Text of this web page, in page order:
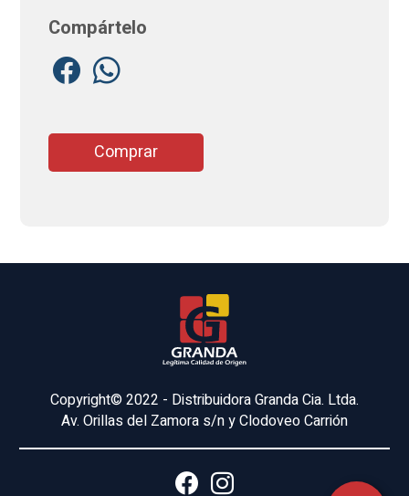
Compártelo
Comprar
Copyright© 2022 - Distribuidora Granda Cia. Ltda.
Av. Orillas del Zamora s/n y Clodoveo Carrión